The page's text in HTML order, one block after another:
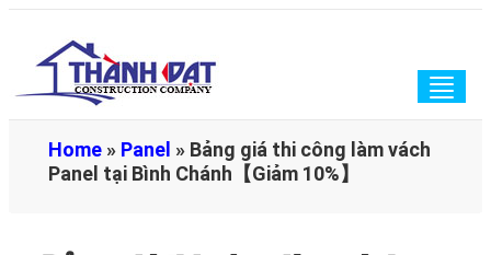
Home » Panel » Bảng giá thi công làm vách
Panel tại Bình Chánh【Giảm 10%】